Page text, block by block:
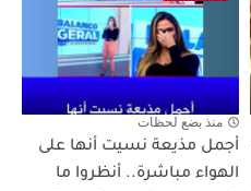
منذ بضع لحظات
أجمل مذيعة نسيت أنها على
الهواء مباشرة.. أنظروا ما